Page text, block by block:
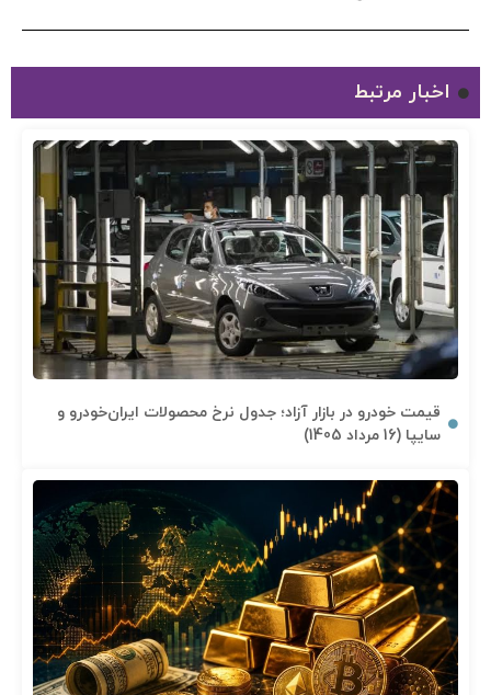
اخبار مرتبط
قیمت خودرو در بازار آزاد؛ جدول نرخ محصولات ایران‌خودرو و
سایپا (16 مرداد 1405)